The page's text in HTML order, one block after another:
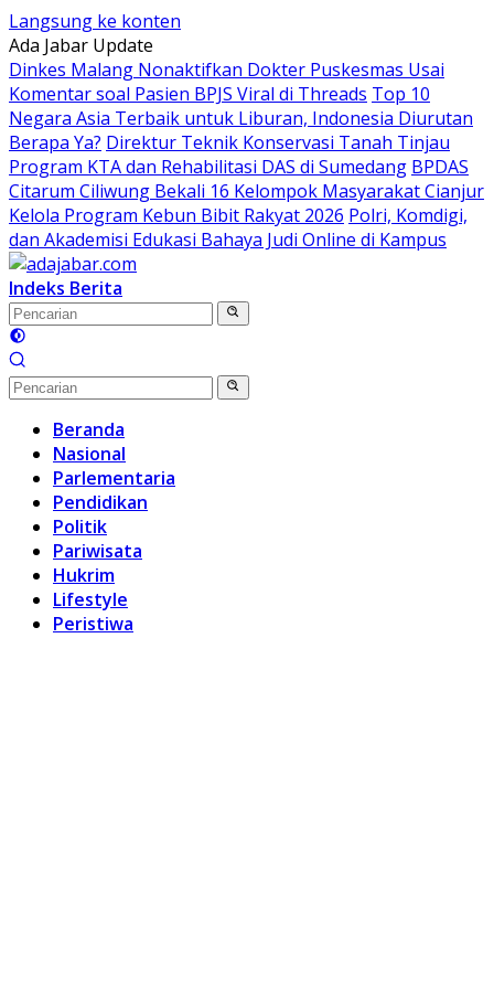
Langsung ke konten
Ada Jabar Update
Dinkes Malang Nonaktifkan Dokter Puskesmas Usai
Komentar soal Pasien BPJS Viral di Threads Top 10
Negara Asia Terbaik untuk Liburan, Indonesia Diurutan
Berapa Ya? Direktur Teknik Konservasi Tanah Tinjau
Program KTA dan Rehabilitasi DAS di Sumedang BPDAS
Citarum Ciliwung Bekali 16 Kelompok Masyarakat Cianjur
Kelola Program Kebun Bibit Rakyat 2026 Polri, Komdigi,
dan Akademisi Edukasi Bahaya Judi Online di Kampus
Indeks Berita
Beranda
Nasional
Parlementaria
Pendidikan
Politik
Pariwisata
Hukrim
Lifestyle
Peristiwa